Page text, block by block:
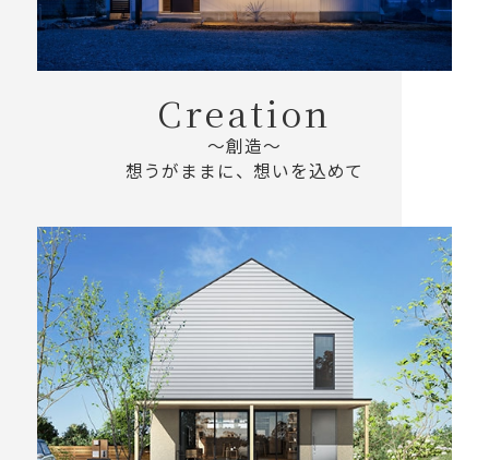
Creation
～創造～
想うがままに、想いを込めて